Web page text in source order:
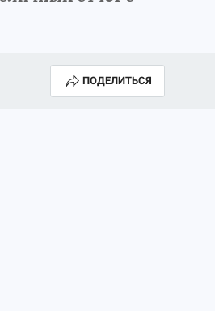
ПОДЕЛИТЬСЯ